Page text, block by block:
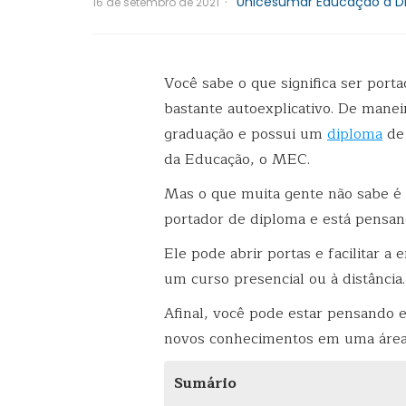
Você sabe o que significa ser
bastante autoexplicativo. De
graduação e possui um diploma
da Educação, o MEC.
Mas o que muita gente não sabe
portador de diploma e está
Ele pode abrir portas e facilitar a
um curso presencial ou à distância.
Afinal, você pode estar pensando
novos conhecimentos em uma
Sumário